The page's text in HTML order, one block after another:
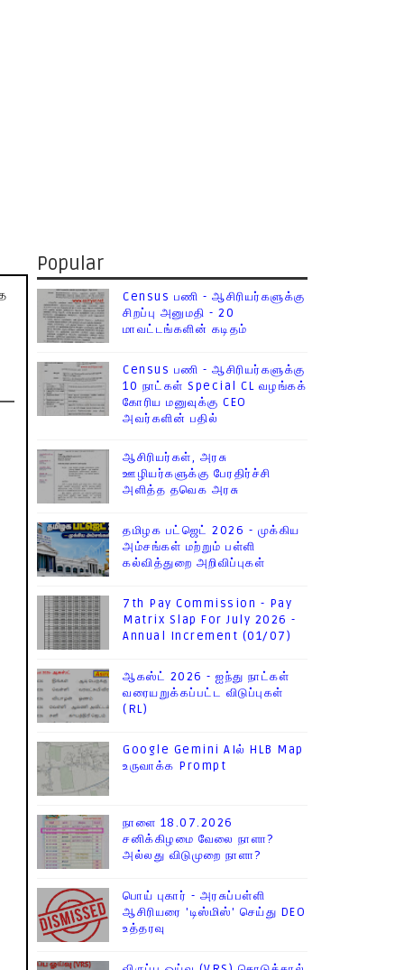
Popular
Census பணி - ஆசிரியர்களுக்கு
சிறப்பு அனுமதி - 20
மாவட்டங்களின் கடிதம்
Census பணி - ஆசிரியர்களுக்கு
10 நாட்கள் Special CL வழங்கக்
கோரிய மனுவுக்கு CEO
அவர்களின் பதில்
ஆசிரியர்கள், அரசு
ஊழியர்களுக்கு பேரதிர்ச்சி
அளித்த தவெக அரசு
தமிழக பட்ஜெட் 2026 - முக்கிய
அம்சங்கள் மற்றும் பள்ளி
கல்வித்துறை அறிவிப்புகள்
7th Pay Commission - Pay
Matrix Slap For July 2026 -
Annual Increment (01/07)
ஆகஸ்ட் 2026 - ஐந்து நாட்கள்
வரையறுக்கப்பட்ட விடுப்புகள்
(RL)
Google Gemini AIல் HLB Map
உருவாக்க Prompt
நாளை 18.07.2026
சனிக்கிழமை வேலை நாளா?
அல்லது விடுமுறை நாளா?
பொய் புகார் - அரசுப்பள்ளி
ஆசிரியரை 'டிஸ்மிஸ்' செய்து DEO
உத்தரவு